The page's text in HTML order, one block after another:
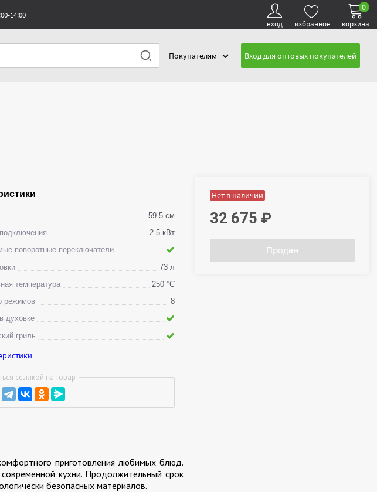
14:00
вход избранное корзина
0
Покупателям Вход для оптовых покупателей
59.5 см
2.5 кВт
поворотные переключатели
73 л
температура
250 °С
режимов
8
духовке
гриль
ссылкой на товар
приготовления любимых блюд.
кухни. Продолжительный срок
безопасных материалов.
Нет в наличии
32 675 ₽
Продан